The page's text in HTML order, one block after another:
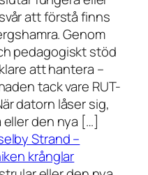
att förstå finns
Genom
pedagogiskt stöd
att hantera –
tack vare RUT-
datorn låser sig,
den nya […]
Strand –
krånglar